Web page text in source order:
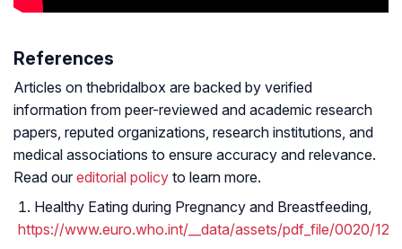
References
Articles on thebridalbox are backed by verified
information from peer-reviewed and academic research
papers, reputed organizations, research institutions, and
medical associations to ensure accuracy and relevance.
Read our editorial policy to learn more.
Healthy Eating during Pregnancy and Breastfeeding,
https://www.euro.who.int/__data/assets/pdf_file/0020/